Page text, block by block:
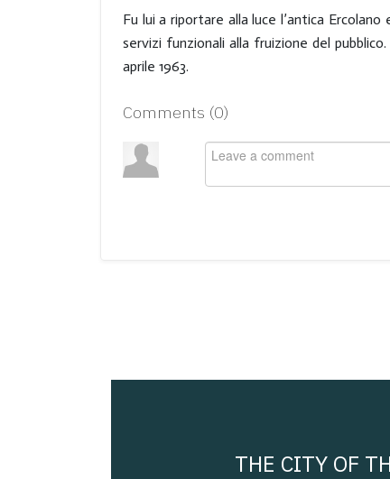
Fu lui a riportare alla luce l’antica
servizi funzionali alla fruizione del
aprile 1963.
Comments (0)
THE CITY OF